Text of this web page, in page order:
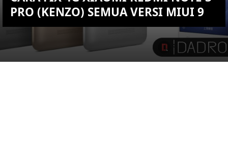
PRO (KENZO) SEMUA VERSI MIUI 9